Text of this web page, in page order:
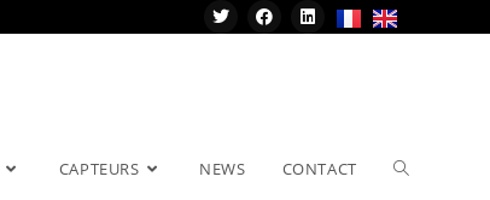
CAPTEURS NEWS CONTACT